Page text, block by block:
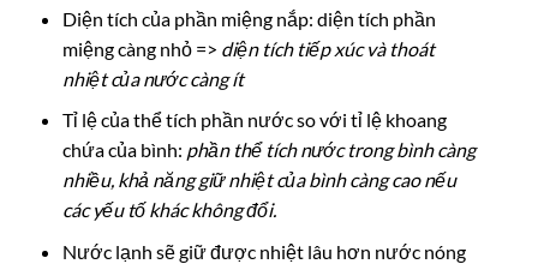
Diện tích của phần miệng nắp: diện tích phần
miệng càng nhỏ => diện tích tiếp xúc và thoát
nhiệt của nước càng ít
Tỉ lệ của thể tích phần nước so với tỉ lệ khoang
chứa của bình: phần thể tích nước trong bình càng
nhiều, khả năng giữ nhiệt của bình càng cao nếu
các yếu tố khác không đổi.
Nước lạnh sẽ giữ được nhiệt lâu hơn nước nóng